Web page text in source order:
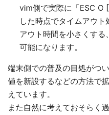
vim側で実際に「ESC O
した時点でタイムアウ
アウト時間を小さくす
可能になります。
端末側での普及の目処がつ
値を新設するなどの方法で
えています。
また自然に考えておそらく